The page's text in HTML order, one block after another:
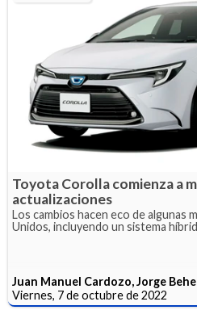
Toyota Corolla comienza a
actualizaciones
Los cambios hacen eco de algunas
Unidos, incluyendo un sistema
Juan Manuel Cardozo, Jorge
Viernes, 7 de octubre de 2022